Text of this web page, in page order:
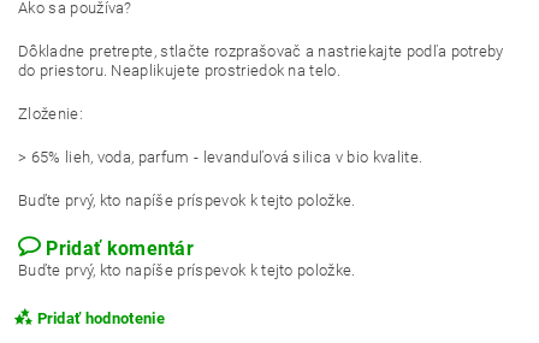
Ako sa používa?
Dôkladne pretrepte, stlačte rozprašovač a nastriekajte podľa potreby
do priestoru. Neaplikujete prostriedok na telo.
Zloženie:
> 65% lieh, voda, parfum - levanduľová silica v bio kvalite.
Buďte prvý, kto napíše príspevok k tejto položke.
Pridať komentár
Buďte prvý, kto napíše príspevok k tejto položke.
Pridať hodnotenie